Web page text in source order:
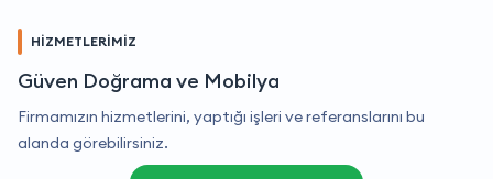
HİZMETLERİMİZ
Güven Doğrama ve Mobilya
Firmamızın hizmetlerini, yaptığı işleri ve referanslarını bu
alanda görebilirsiniz.